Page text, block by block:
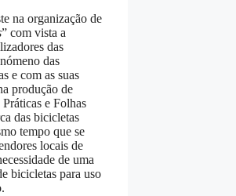
na organização de
” com vista a
das
das
e com as suas
produção de
e Folhas
das bicicletas
tempo que se
locais de
de uma
bicicletas para uso